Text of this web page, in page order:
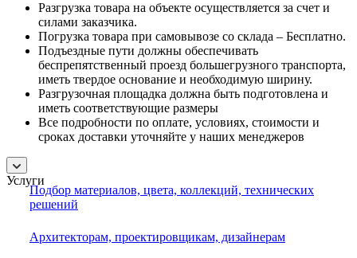
Разгрузка товара на объекте осуществляется за счет и
силами заказчика.
Погрузка товара при самовывозе со склада – Бесплатно.
Подъездные пути должны обеспечивать
беспрепятственный проезд большегрузного транспорта,
иметь твердое основание и необходимую ширину.
Разгрузочная площадка должна быть подготовлена и
иметь соответствующие размеры
Все подробности по оплате, условиях, стоимости и
сроках доставки уточняйте у наших менеджеров
Услуги
Подбор материалов, цвета, коллекций, технических
решений
Архитекторам, проектировщикам, дизайнерам